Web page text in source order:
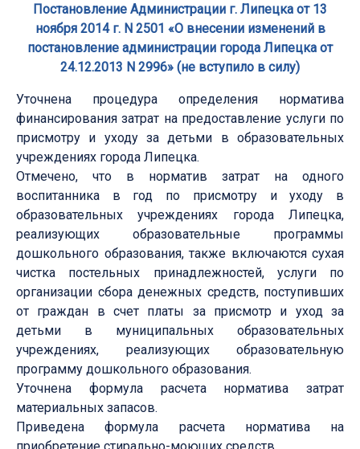
Постановление Администрации г. Липецка от 13
ноября 2014 г. N 2501 «О внесении изменений в
постановление администрации города Липецка от
24.12.2013 N 2996» (не вступило в силу)
Уточнена процедура определения норматива
финансирования затрат на предоставление услуги по
присмотру и уходу за детьми в образовательных
учреждениях города Липецка.
Отмечено, что в норматив затрат на одного
воспитанника в год по присмотру и уходу в
образовательных учреждениях города Липецка,
реализующих образовательные программы
дошкольного образования, также включаются сухая
чистка постельных принадлежностей, услуги по
организации сбора денежных средств, поступивших
от граждан в счет платы за присмотр и уход за
детьми в муниципальных образовательных
учреждениях, реализующих образовательную
программу дошкольного образования.
Уточнена формула расчета норматива затрат
материальных запасов.
Приведена формула расчета норматива на
приобретение стирально-моющих средств.